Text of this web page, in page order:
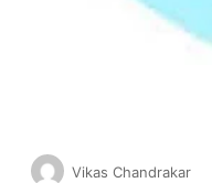
Vikas Chandrakar